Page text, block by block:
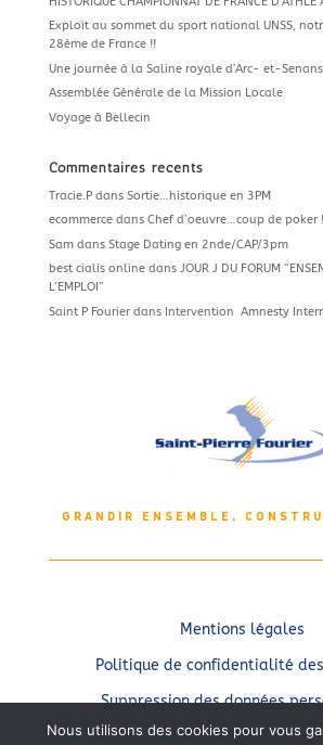
Exploit au sommet du sport national UNSS,
28ème de France !!
Une journée à la Saline royale d’Arc- et-Senans
Assemblée Générale de la Mission Locale
Voyage à Bellecin
Commentaires récents
Tracie.Pdans Sortie…historique en 3PM
ecommercedans Chef d’oeuvre…coup de poker !
Samdans Stage Dating en 2nde/CAP/3pm
best cialis onlinedans JOUR J DU FORUM
L’EMPLOI”
Saint P Fourierdans Intervention Amnesty
GRANDIR ENSEMBLE,
Mentions légales
Politique de confidentialité
Suppression des données
Nous utilisons des cookies pour vous